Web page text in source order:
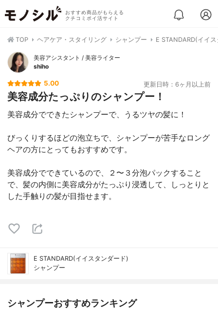
おすすめ商品がもらえる
クチコミポイ活サイト
TOP ヘアケア・スタイリング シャンプー E STANDARD(イイ
美容アシスタント / 美容ライター
shiho
5.00 更新日時：6ヶ月以上前
美容成分たっぷりのシャンプー！
美容成分でできたシャンプーで、うるツヤの髪に！
びっくりするほどの泡立ちで、シャンプーが苦手なロング
ヘアの方にとってもおすすめです。
美容成分でできているので、２〜３分泡パックすること
で、髪の内側に美容成分がたっぷり浸透して、しっとりと
した手触りの髪が目指せます。
E STANDARD(イイスタンダード)
シャンプー
シャンプーおすすめランキング